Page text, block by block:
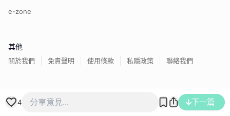
4 下一篇
e-zone
其他
關於我們 免責聲明 使用條款 私隱政策 聯絡我們
香港經濟日報版權所有©